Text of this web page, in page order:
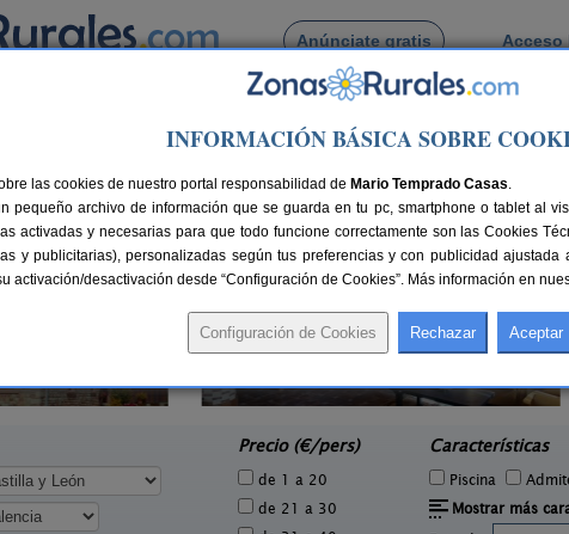
Anúnciate gratis Acceso
Busca por pueblo
> Villasabariego
cerca de Villasabariego
La Casona de Támara
Precio (€/pers)
de 1 a 20
de 21 a 30
Características
Piscina
Mostrar más
INFORMACIÓN BÁSICA SOBRE
las cookies de nuestro portal responsabilidad de Mario Temprado Casas.
pequeño archivo de información que se guarda en tu pc, smartphone o tablet al
activadas y necesarias para que todo funcione correctamente son las Cookies
y publicitarias), personalizadas según tus preferencias y con publicidad
activación/desactivación desde “Configuración de Cookies”. Más información en